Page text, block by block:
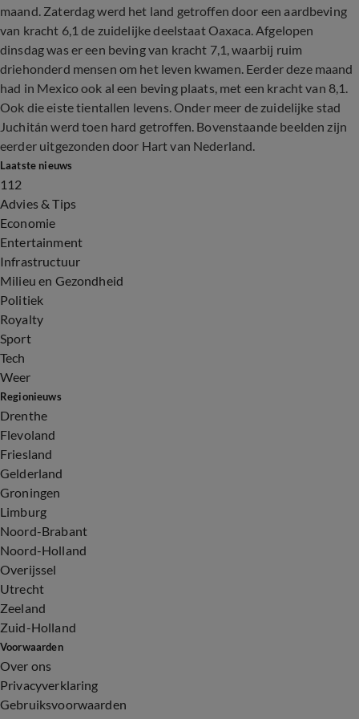
maand. Zaterdag werd het land getroffen door een aardbeving
van kracht 6,1 de zuidelijke deelstaat Oaxaca. Afgelopen
dinsdag was er een beving van kracht 7,1, waarbij ruim
driehonderd mensen om het leven kwamen. Eerder deze maand
had in Mexico ook al een beving plaats, met een kracht van 8,1.
Ook die eiste tientallen levens. Onder meer de zuidelijke stad
Juchitán werd toen hard getroffen. Bovenstaande beelden zijn
eerder uitgezonden door Hart van Nederland.
Laatste nieuws
112
Advies & Tips
Economie
Entertainment
Infrastructuur
Milieu en Gezondheid
Politiek
Royalty
Sport
Tech
Weer
Regionieuws
Drenthe
Flevoland
Friesland
Gelderland
Groningen
Limburg
Noord-Brabant
Noord-Holland
Overijssel
Utrecht
Zeeland
Zuid-Holland
Voorwaarden
Over ons
Privacyverklaring
Gebruiksvoorwaarden